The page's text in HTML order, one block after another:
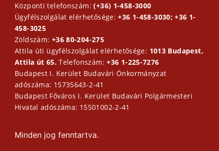
Központi telefonszám:(+36) 1-458-3000
Ügyfélszolgálat elérhetősége:+36 1-458-3030; +36 1-
458-3025
Zöldszám: +36 80-204-275
Attila úti ügyfélszolgálat elérhetősége: 1013 Budapest,
Attila út 65.Telefonszám:+36 1-225-7276
Budapest I. Kerület Budavári Önkormányzat
adószáma: 15735643-2-41
Budapest Főváros I. Kerület Budavári Polgármesteri
Hivatal adószáma: 15501002-2-41
Minden jog fenntartva.